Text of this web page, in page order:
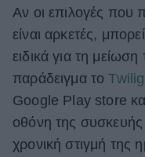
Αν οι επιλογές που
είναι αρκετές,
ειδικά για τη
παράδειγμα το
Google Play store
οθόνη της
χρονική στιγμή της